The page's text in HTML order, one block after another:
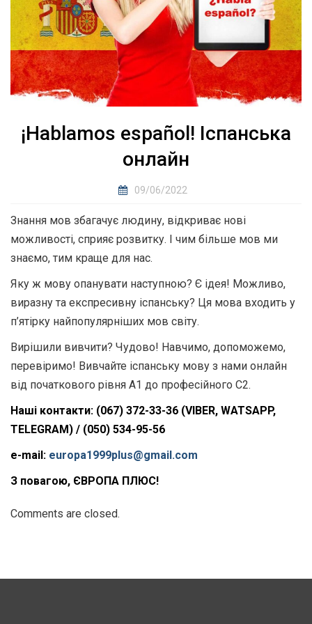
¡Hablamos español! Іспанська
онлайн
09/06/2022
Знання мов збагачує людину, відкриває нові
можливості, сприяє розвитку. І чим більше мов ми
знаємо, тим краще для нас.
Яку ж мову опанувати наступною? Є ідея! Можливо,
виразну та експресивну іспанську? Ця мова входить у
п’ятірку найпопулярніших мов світу.
Вирішили вивчити? Чудово! Навчимо, допоможемо,
перевіримо! Вивчайте іспанську мову з нами онлайн
від початкового рівня А1 до професійного С2.
Наші контакти: (067) 372-33-36 (VIBER, WATSAPP,
TELEGRAM) / (050) 534-95-56
e-mail: europa1999plus@gmail.com
З повагою, ЄВРОПА ПЛЮС!
Comments are closed.